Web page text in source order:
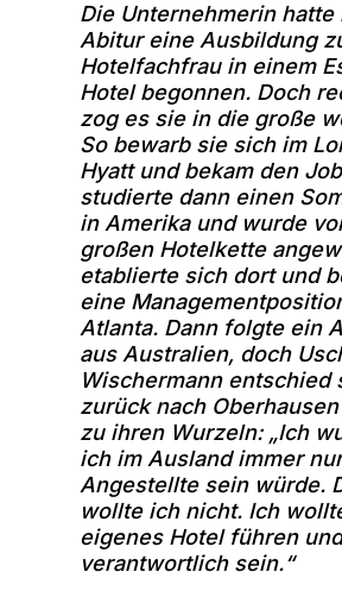
Die Unternehmerin hatte
Abitur eine Ausbildung
Hotelfachfrau in einem
Hotel begonnen. Doch
zog es sie in die große
So bewarb sie sich im
Hyatt und bekam den
studierte dann einen
in Amerika und wurde
großen Hotelkette
etablierte sich dort und
eine
Atlanta. Dann folgte ein
aus Australien, doch
Wischermann entschied
zurück nach
zu ihren Wurzeln: „Ich
ich im Ausland immer
Angestellte sein würde.
wollte ich nicht. Ich
eigenes Hotel führen
verantwortlich sein.“